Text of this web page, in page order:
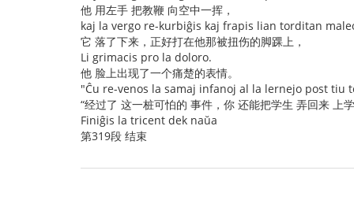
他 用左手 把教鞭 向空中一挥，
kaj la vergo re-kurbiĝis kaj frapis lian torditan
它 落了下来，正好打在他那被扭伤的脚踝上，
Li grimacis pro la doloro.
他 脸上出现了一个痛楚的表情。
"Ĉu re-venos la samaj infanoj al la lernejo post tiu
“经过了 这一桩可怕的 事件，你 还能把学生 弄回来 上
Finiĝis la tricent dek naŭa
第319段 结束